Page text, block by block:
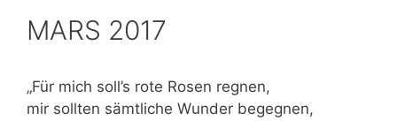
MARS 2017
„Für mich soll’s rote Rosen regnen,
mir sollten sämtliche Wunder begegnen,